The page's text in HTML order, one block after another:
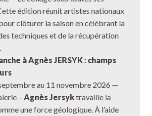
édition réunit artistes nationaux
clôturer la saison en célébrant la
techniques et de la récupération
à Agnès JERSYK : champs
au 11 novembre 2026 —
– Agnès Jersyktravaille la
une force géologique. À l’aide